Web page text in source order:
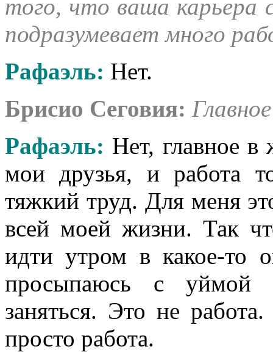
того, что ваша карьера
подразумевает много
Рафаэль: Нет.
Брисио Сеговия:
Рафаэль: Нет, главное
мои друзья, и работа
тяжкий труд. Для меня
всей моей жизни. Так
идти утром в какое-то
просыпаюсь с уймой
заняться. Это не
просто работа.